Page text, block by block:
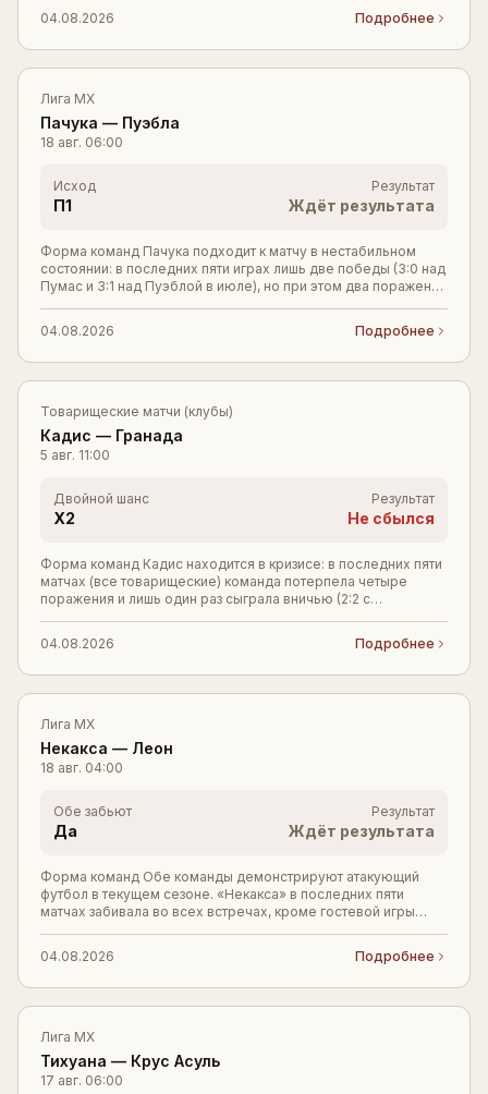
04.08.2026
Подробнее
Лига MX
Пачука — Пуэбла
18 авг. 06:00
Исход
П1
Результат
Ждёт результата
Форма команд Пачука подходит к матчу в нестабильном
состоянии: в последних пяти играх лишь две победы (3:0 над
Пумас и 3:1 над Пуэблой в июле), но при этом два поражения
04.08.2026
Подробнее
Товарищеские матчи (клубы)
Кадис — Гранада
5 авг. 11:00
Двойной шанс
X2
Результат
Не сбылся
Форма команд Кадис находится в кризисе: в последних пяти
матчах (все товарищеские) команда потерпела четыре
поражения и лишь один раз сыграла вничью (2:2 с
04.08.2026
Подробнее
Лига MX
Некакса — Леон
18 авг. 04:00
Обе забьют
Да
Результат
Ждёт результата
Форма команд Обе команды демонстрируют атакующий
футбол в текущем сезоне. «Некакса» в последних пяти
матчах забивала во всех встречах, кроме гостевой игры
04.08.2026
Подробнее
Лига MX
Тихуана — Крус Асуль
17 авг. 06:00